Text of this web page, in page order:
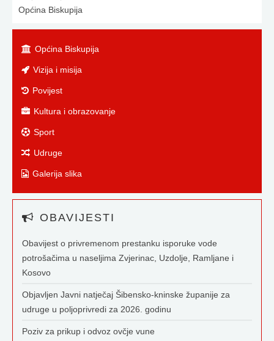
Općina Biskupija
Općina Biskupija
Vizija i misija
Povijest
Kultura i obrazovanje
Sport
Udruge
Galerija slika
OBAVIJESTI
Obavijest o privremenom prestanku isporuke vode
potrošačima u naseljima Zvjerinac, Uzdolje, Ramljane i
Kosovo
Objavljen Javni natječaj Šibensko-kninske županije za
udruge u poljoprivredi za 2026. godinu
Poziv za prikup i odvoz ovčje vune